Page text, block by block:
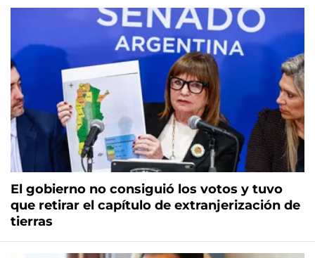
El gobierno no consiguió los votos y tuvo
que retirar el capítulo de extranjerización de
tierras